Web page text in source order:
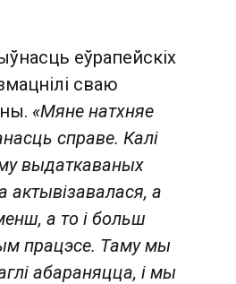
еўрапейскіх
сваю
«Мяне натхняе
справе. Калі
выдаткаваных
актывізавалася, а
а то і больш
працэсе. Таму мы
абараняцца, і мы